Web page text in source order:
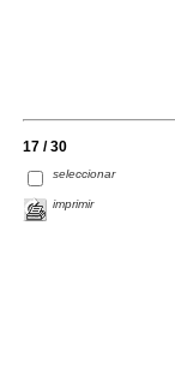
17 / 30
seleccionar
imprimir